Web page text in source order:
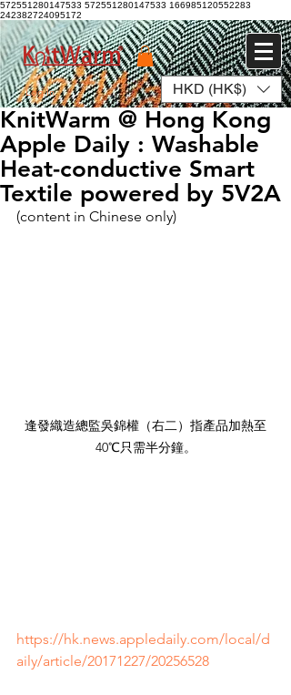
572551280147533 572551280147533 166985120552283
242382724095172
Log In HKD (HK$)
KnitWarm @ Hong Kong
Apple Daily : Washable
Heat-conductive Smart
Textile powered by 5V2A
(content in Chinese only)
逢發織造總監吳錦權（右二）指產品加熱至
40℃只需半分鐘。
https://hk.news.appledaily.com/local/d
aily/article/20171227/20256528